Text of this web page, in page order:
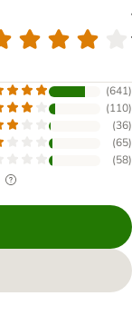
(641)
(110)
(36)
(65)
(58)